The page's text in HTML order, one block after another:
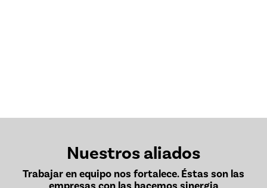
Nuestros aliados
Trabajar en equipo nos fortalece. Éstas son las